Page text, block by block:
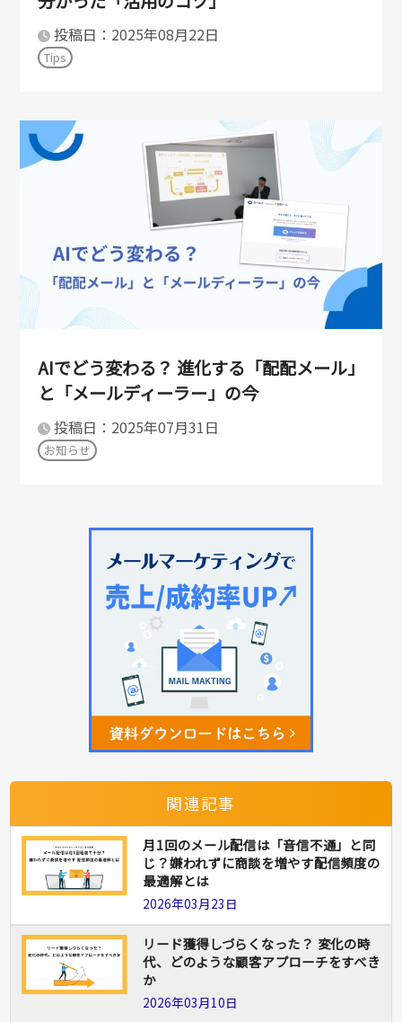
投稿日：2025年08月22日
Tips
AIでどう変わる？ 進化する「配配メール」
と「メールディーラー」の今
投稿日：2025年07月31日
お知らせ
関連記事
月1回のメール配信は「音信不通」と同
じ？嫌われずに商談を増やす配信頻度の
最適解とは
2026年03月23日
リード獲得しづらくなった？ 変化の時
代、どのような顧客アプローチをすべき
か
2026年03月10日